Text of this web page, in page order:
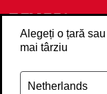
Alegeți o țară
mai târziu